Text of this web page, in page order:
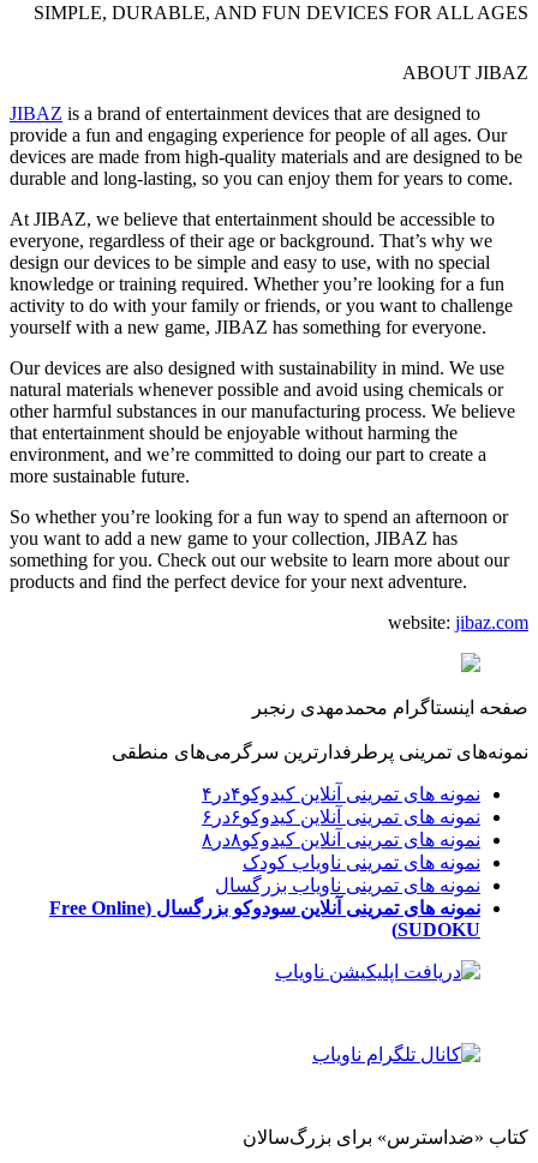
SIMPLE, DURABLE, AND FUN DEVICES FOR ALL AGES
ABOUT JIBAZ
JIBAZ is a brand of entertainment devices that are designed to
provide a fun and engaging experience for people of all ages. Our
devices are made from high-quality materials and are designed to be
durable and long-lasting, so you can enjoy them for years to come.
At JIBAZ, we believe that entertainment should be accessible to
everyone, regardless of their age or background. That’s why we
design our devices to be simple and easy to use, with no special
knowledge or training required. Whether you’re looking for a fun
activity to do with your family or friends, or you want to challenge
yourself with a new game, JIBAZ has something for everyone.
Our devices are also designed with sustainability in mind. We use
natural materials whenever possible and avoid using chemicals or
other harmful substances in our manufacturing process. We believe
that entertainment should be enjoyable without harming the
environment, and we’re committed to doing our part to create a
more sustainable future.
So whether you’re looking for a fun way to spend an afternoon or
you want to add a new game to your collection, JIBAZ has
something for you. Check out our website to learn more about our
products and find the perfect device for your next adventure.
website: jibaz.com
صفحه اینستاگرام محمدمهدی رنجبر
نمونه‌های تمرینی پرطرفدارترین سرگرمی‌های منطقی
نمونه های تمرینی آنلاین کیدوکو۴در۴
نمونه های تمرینی آنلاین کیدوکو۶در۶
نمونه های تمرینی آنلاین کیدوکو۸در۸
نمونه های تمرینی ناویاب کودک
نمونه های تمرینی ناویاب بزرگسال
نمونه های تمرینی آنلاین سودوکو بزرگسال (Free Online
SUDOKU)
کتاب «ضداسترس» برای بزرگ‌سالان